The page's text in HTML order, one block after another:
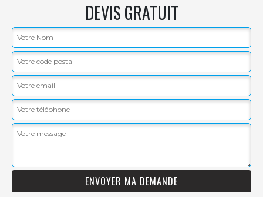
DEVIS GRATUIT